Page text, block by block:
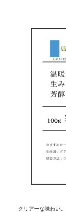
クリアーな味わい